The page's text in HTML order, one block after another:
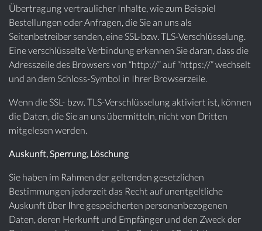
Übertragung vertraulicher Inhalte, wie zum Beispiel
Bestellungen oder Anfragen, die Sie an uns als
Seitenbetreiber senden, eine SSL-bzw. TLS-Verschlüsselung.
Eine verschlüsselte Verbindung erkennen Sie daran, dass die
Adresszeile des Browsers von “http://” auf “https://” wechselt
und an dem Schloss-Symbol in Ihrer Browserzeile.
Wenn die SSL- bzw. TLS-Verschlüsselung aktiviert ist, können
die Daten, die Sie an uns übermitteln, nicht von Dritten
mitgelesen werden.
Auskunft, Sperrung, Löschung
Sie haben im Rahmen der geltenden gesetzlichen
Bestimmungen jederzeit das Recht auf unentgeltliche
Auskunft über Ihre gespeicherten personenbezogenen
Daten, deren Herkunft und Empfänger und den Zweck der